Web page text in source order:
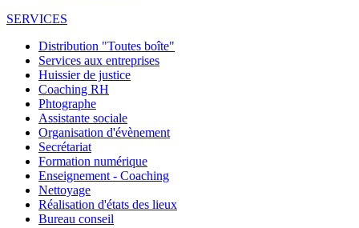
SERVICES
Distribution "Toutes boîte"
Services aux entreprises
Huissier de justice
Coaching RH
Phtographe
Assistante sociale
Organisation d'évènement
Secrétariat
Formation numérique
Enseignement - Coaching
Nettoyage
Réalisation d'états des lieux
Bureau conseil